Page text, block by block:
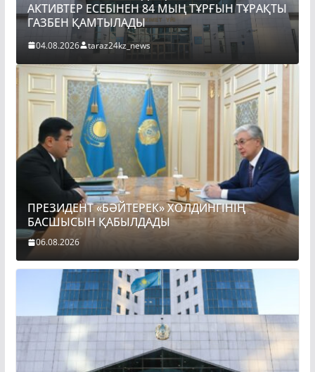
АКТИВТЕР ЕСЕБІНЕН 84 МЫҢ ТҰРҒЫН ТҰРАҚТЫ
ГАЗБЕН ҚАМТЫЛАДЫ
04.08.2026 taraz24kz_news
ПРЕЗИДЕНТ «БӘЙТЕРЕК» ХОЛДИНГІНІҢ
БАСШЫСЫН ҚАБЫЛДАДЫ
06.08.2026